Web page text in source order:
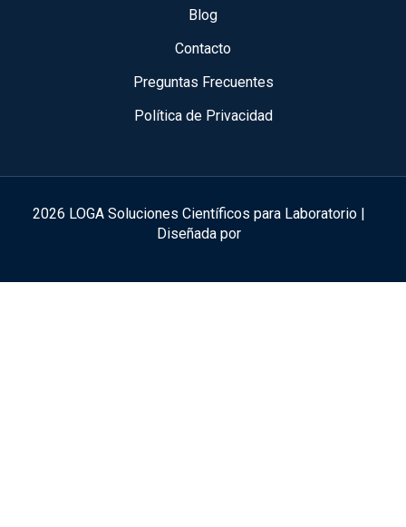
Blog
Contacto
Preguntas Frecuentes
Política de Privacidad
2026 LOGA Soluciones Científicos para Laboratorio |
Diseñada por